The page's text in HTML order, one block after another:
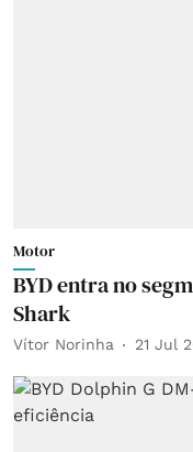
Motor
BYD entra no
Shark
Vítor Norinha 21 Jul